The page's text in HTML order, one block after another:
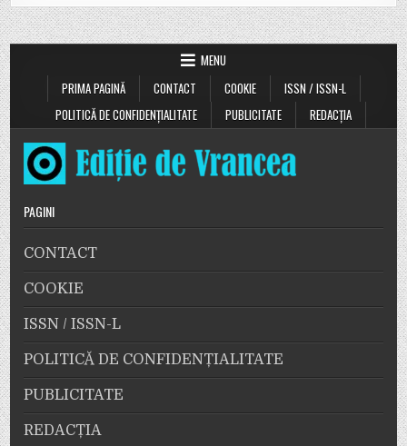
MENU
PRIMA PAGINĂ
CONTACT COOKIE
ISSN / ISSN-L
POLITICĂ DE CONFIDENȚIALITATE
PUBLICITATE REDACȚIA
PAGINI
CONTACT
COOKIE
ISSN / ISSN-L
POLITICĂ DE CONFIDENȚIALITATE
PUBLICITATE
REDACȚIA